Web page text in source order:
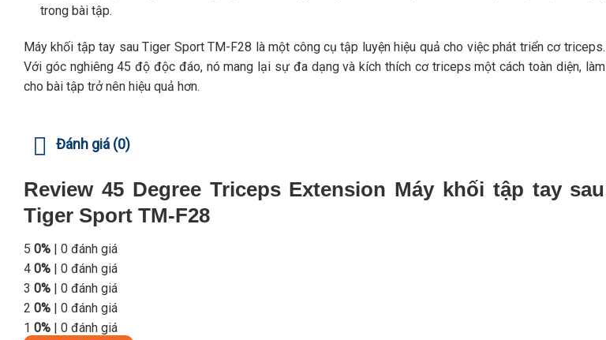
trong bài tập.
Máy khối tập tay sau Tiger Sport TM-F28 là một công cụ tập luyện hiệu quả cho việc phát triển cơ triceps.
Với góc nghiêng 45 độ độc đáo, nó mang lại sự đa dạng và kích thích cơ triceps một cách toàn diện, làm
cho bài tập trở nên hiệu quả hơn.
Đánh giá (0)
Review 45 Degree Triceps Extension Máy khối tập tay sau
Tiger Sport TM-F28
5 0% | 0 đánh giá
4 0% | 0 đánh giá
3 0% | 0 đánh giá
2 0% | 0 đánh giá
1 0% | 0 đánh giá